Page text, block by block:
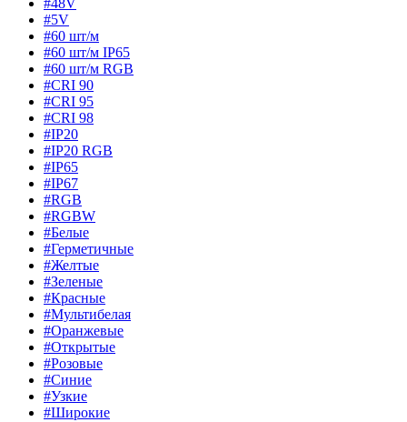
#48V
#5V
#60 шт/м
#60 шт/м IP65
#60 шт/м RGB
#CRI 90
#CRI 95
#CRI 98
#IP20
#IP20 RGB
#IP65
#IP67
#RGB
#RGBW
#Белые
#Герметичные
#Желтые
#Зеленые
#Красные
#Мультибелая
#Оранжевые
#Открытые
#Розовые
#Синие
#Узкие
#Широкие